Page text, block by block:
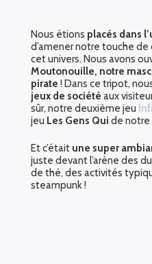
Nous étions placés dans
d’amener notre touche
cet univers. Nous avons
Moutonouille, notre
pirate ! Dans ce tripot,
jeux de société aux
sûr, notre deuxième jeu
jeu Les Gens Qui de notre
Et c’était une super
juste devant l’arène des
de thé, des activités
steampunk !